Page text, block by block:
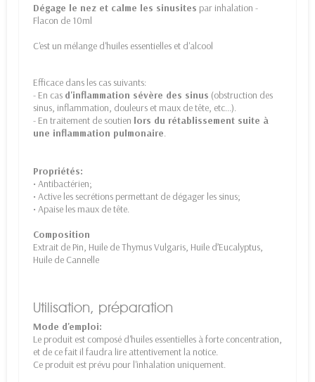
Dégage le nez et calme les sinusites par inhalation -
Flacon de 10ml
C'est un mélange d'huiles essentielles et d'alcool
Efficace dans les cas suivants:
- En cas d'inflammation sévère des sinus (obstruction des
sinus, inflammation, douleurs et maux de tête, etc...).
- En traitement de soutien lors du rétablissement suite à
une inflammation pulmonaire.
Propriétés:
• Antibactérien;
• Active les secrétions permettant de dégager les sinus;
• Apaise les maux de tête.
Composition
Extrait de Pin, Huile de Thymus Vulgaris, Huile d’Eucalyptus,
Huile de Cannelle
Utilisation, préparation
Mode d'emploi:
Le produit est composé d'huiles essentielles à forte concentration,
et de ce fait il faudra lire attentivement la notice.
Ce produit est prévu pour l'inhalation uniquement.